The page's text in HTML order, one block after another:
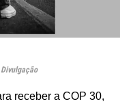
receber a COP 30,